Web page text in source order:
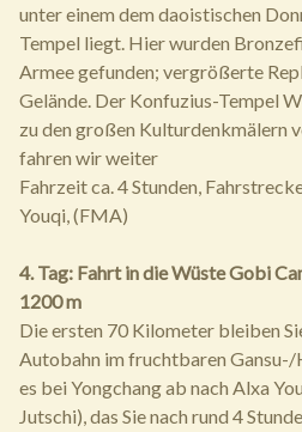
unter einem dem daoistischen
Tempel liegt. Hier wurden
Armee gefunden; vergrößerte
Gelände. Der Konfuzius-Tempel
zu den großen Kulturdenkmälern
fahren wir weiter
Fahrzeit ca. 4 Stunden,
Youqi, (FMA)
4. Tag: Fahrt in die Wüste Gobi
1200 m
Die ersten 70 Kilometer bleiben
Autobahn im fruchtbaren
es bei Yongchang ab nach Alxa
Jutschi), das Sie nach rund 4